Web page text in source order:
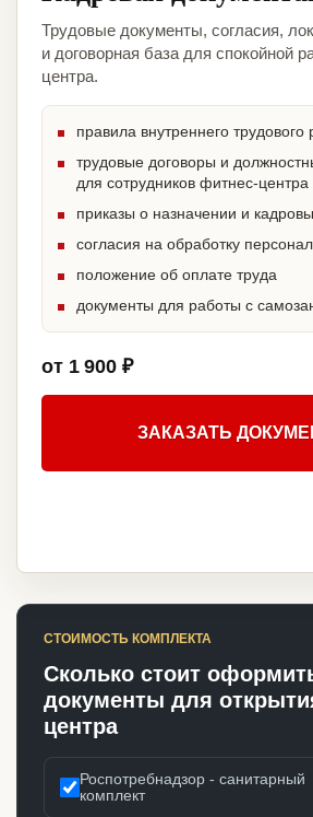
Трудовые документы, согласия,
и договорная база для спокойной
центра.
правила внутреннего трудового
трудовые договоры и
для сотрудников фитнес-центра
приказы о назначении и
согласия на обработку
положение об оплате труда
документы для работы с
от 1 900 ₽
ЗАКАЗАТЬ
СТОИМОСТЬ КОМПЛЕКТА
Сколько стоит
документы для
центра
Роспотребнадзор - санитарный
комплект